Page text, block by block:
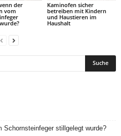
der
vom
Kaminofen sicher
betreiben mit Kindern
und Haustieren im
Haushalt
Schornsteinfeger stillgelegt wurde?